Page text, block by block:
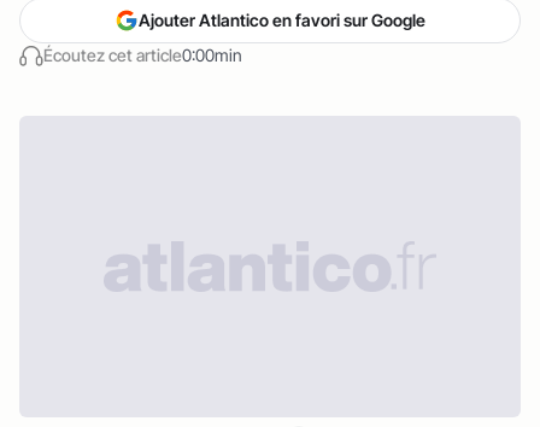
Écoutez cet article0:00min
Ajouter Atlantico en favori sur Google